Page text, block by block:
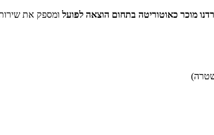
מוכר כאוטוריטה בתחום הוצאה לפועל ומספק את